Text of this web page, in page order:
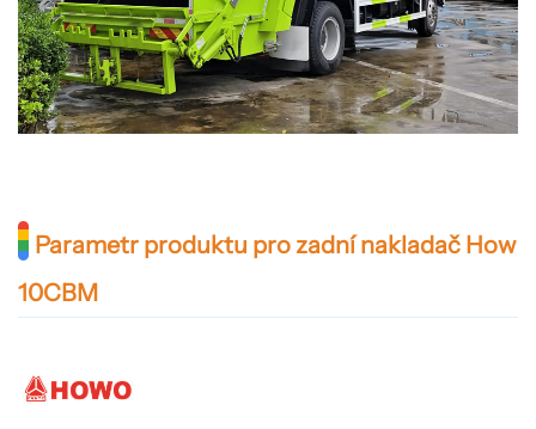
Parametr produktu pro zadní nakladač How
10CBM